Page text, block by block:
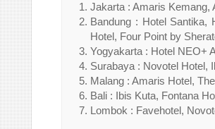
Jakarta : Amaris Kemang,
Bandung : Hotel Santika,
Hotel, Four Point by
Yogyakarta : Hotel NEO+
Surabaya : Novotel Hotel,
Malang : Amaris Hotel,
Bali : Ibis Kuta, Fontana
Lombok : Favehotel,